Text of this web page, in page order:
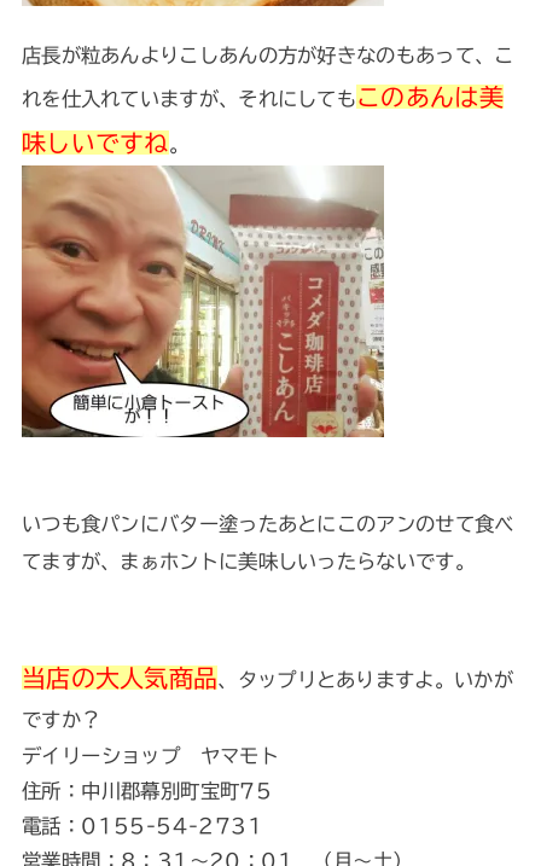
店長が粒あんよりこしあんの方が好きなのもあって、こ
れを仕入れていますが、それにしてもこのあんは美
味しいですね 。
いつも食パンにバター塗ったあとにこのアンのせて食べ
てますが、まぁホントに美味しいったらないです。
当店の大人気商品、タップリとありますよ。いかが
ですか？
デイリーショップ ヤマモト
住所：中川郡幕別町宝町75
電話：0155-54-2731
営業時間：8：31～20：01 （月～土）